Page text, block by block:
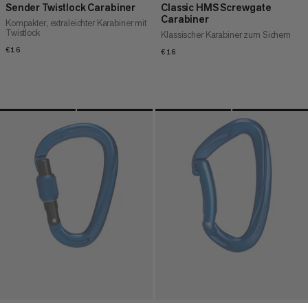
Sender Twistlock Carabiner
Kompakter, extraleichter Karabiner mit
Twistlock
€16
Classic HMS Screwgate
Carabiner
Klassischer Karabiner zum Sichern
€16